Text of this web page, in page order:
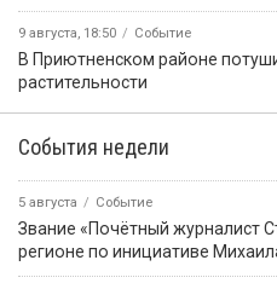
9 августа, 18:50 Событие
В Приютненском районе
растительности
События недели
5 августа Событие
Звание «Почётный журналист
регионе по инициативе